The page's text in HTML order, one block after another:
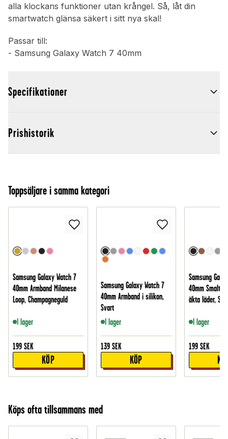
alla klockans funktioner utan krångel. Så, låt din
smartwatch glänsa säkert i sitt nya skal!
Passar till:
- Samsung Galaxy Watch 7 40mm
Specifikationer
Prishistorik
Toppsäljare i samma kategori
Samsung Galaxy Watch 7
40mm Armband Milanese
Loop, Champagneguld
I lager
199 SEK
KÖP
Samsung Galaxy Watch 7
40mm Armband i silikon,
Svart
I lager
139 SEK
KÖP
Samsung
40mm Smalt
äkta läder,
I lager
199 SEK
Köps ofta tillsammans med